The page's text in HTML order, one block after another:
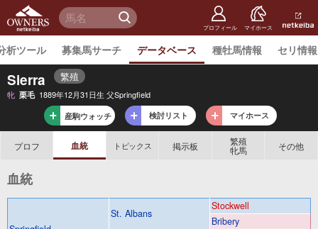
netkeiba
オーナー
ズ プロフィール マイホース
析ツール 募集馬サーチ データベース 種牡馬情報 セリ情報
Sierra 繁殖
牝 栗毛 1889年12月31日生 父Springfield
産駒ウォッチ 検討リスト マイホース
プロフ 血統 トピックス 掲示板 繁殖
牝馬 その他
血統
St. Albans
Stockwell
Bribery